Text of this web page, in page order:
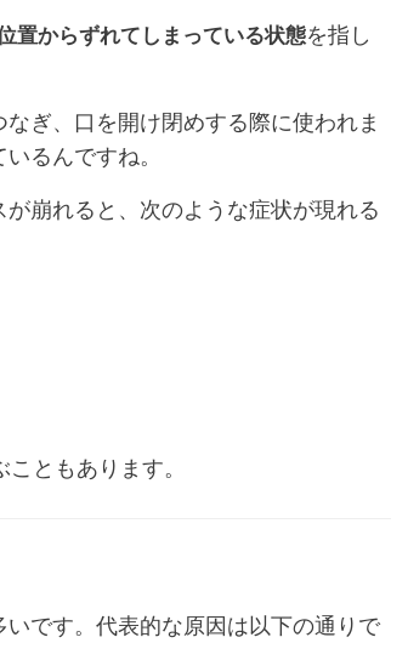
置からずれてしまっている状態を指し
ぎ、口を開け閉めする際に使われま
るんですね。
崩れると、次のような症状が現れる
こともあります。
です。代表的な原因は以下の通りで